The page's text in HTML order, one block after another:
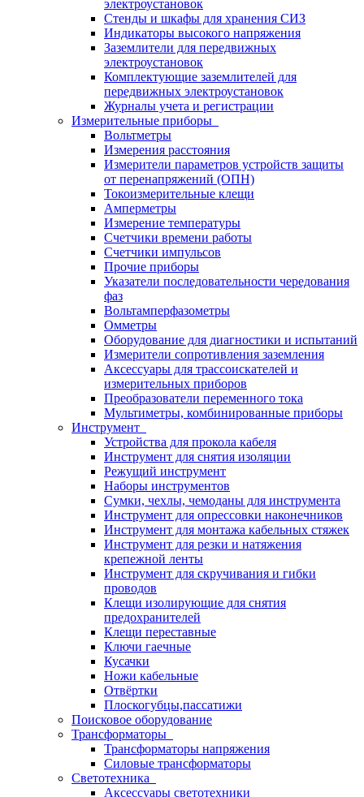
электроустановок
Стенды и шкафы для хранения СИЗ
Индикаторы высокого напряжения
Заземлители для передвижных
электроустановок
Комплектующие заземлителей для
передвижных электроустановок
Журналы учета и регистрации
Измерительные приборы
Вольтметры
Измерения расстояния
Измерители параметров устройств защиты
от перенапряжений (ОПН)
Токоизмерительные клещи
Амперметры
Измерение температуры
Счетчики времени работы
Счетчики импульсов
Прочие приборы
Указатели последовательности чередования
фаз
Вольтамперфазометры
Омметры
Оборудование для диагностики и испытаний
Измерители сопротивления заземления
Аксессуары для трассоискателей и
измерительных приборов
Преобразователи переменного тока
Мультиметры, комбинированные приборы
Инструмент
Устройства для прокола кабеля
Инструмент для снятия изоляции
Режущий инструмент
Наборы инструментов
Сумки, чехлы, чемоданы для инструмента
Инструмент для опрессовки наконечников
Инструмент для монтажа кабельных стяжек
Инструмент для резки и натяжения
крепежной ленты
Инструмент для скручивания и гибки
проводов
Клещи изолирующие для снятия
предохранителей
Клещи переставные
Ключи гаечные
Кусачки
Ножи кабельные
Отвёртки
Плоскогубцы,пассатижи
Поисковое оборудование
Трансформаторы
Трансформаторы напряжения
Силовые трансформаторы
Светотехника
Аксессуары светотехники